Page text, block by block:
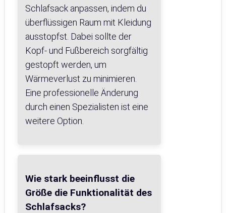
Schlafsack anpassen, indem du
überflüssigen Raum mit Kleidung
ausstopfst. Dabei sollte der
Kopf- und Fußbereich sorgfältig
gestopft werden, um
Wärmeverlust zu minimieren.
Eine professionelle Änderung
durch einen Spezialisten ist eine
weitere Option.
Wie stark beeinflusst die
Größe die Funktionalität des
Schlafsacks?